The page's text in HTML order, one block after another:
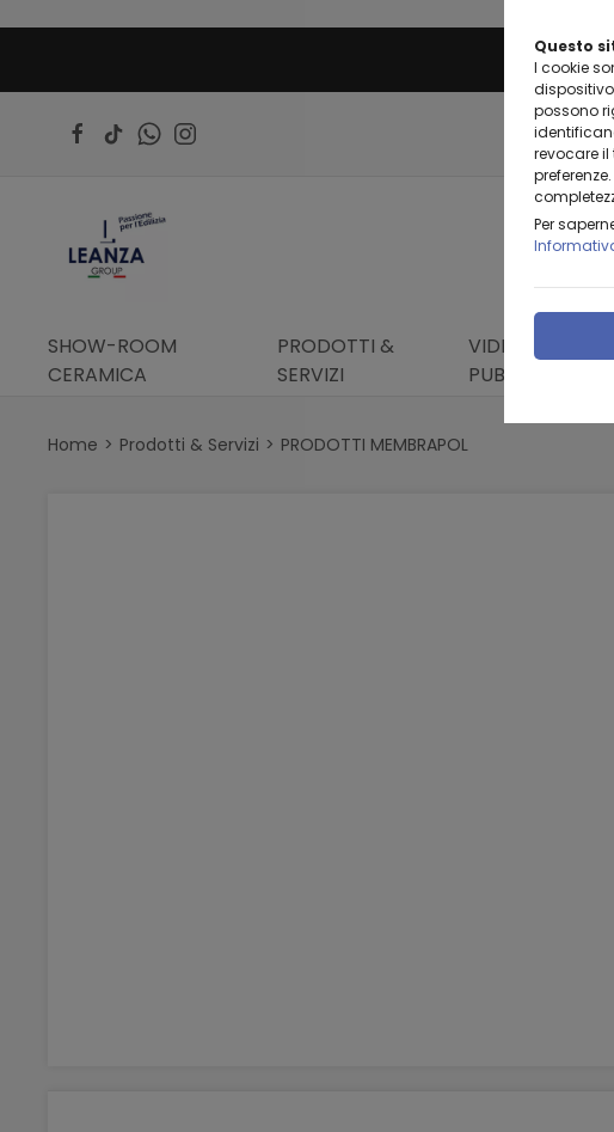
Questo
I cookie
possono
revocare
Per
SHOW-ROOM
CERAMICA
PRODOTTI &
SERVIZI
VIDEO E
PUBBLICITÀ
Home Prodotti & Servizi PRODOTTI MEMBRAPOL